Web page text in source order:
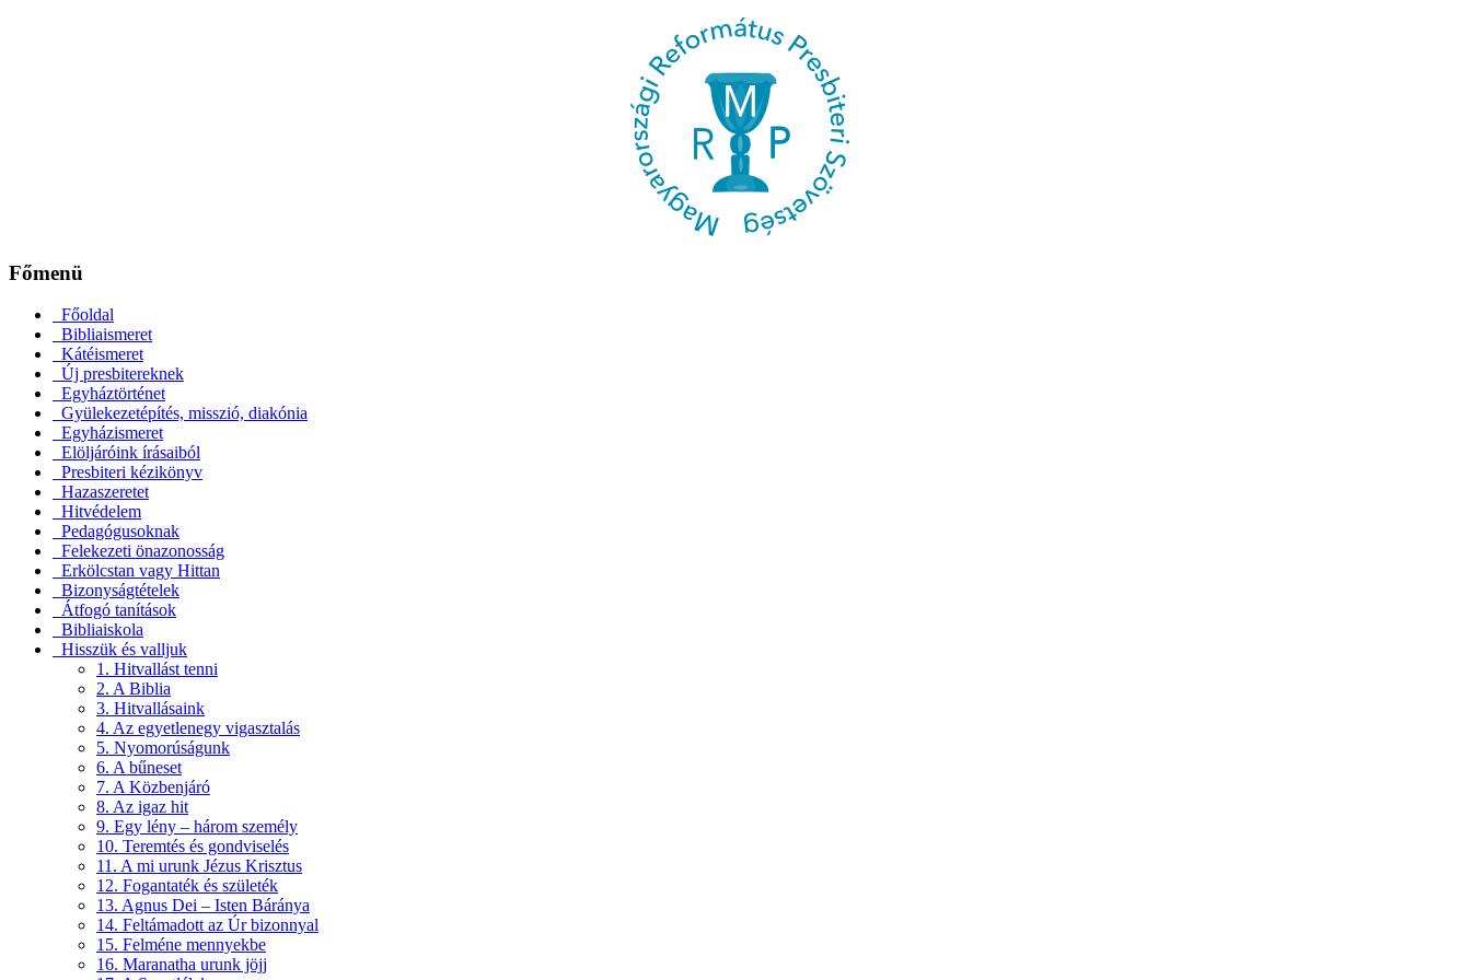
Főmenü
Főoldal
Bibliaismeret
Kátéismeret
Új presbitereknek
Egyháztörténet
Gyülekezetépítés, misszió, diakónia
Egyházismeret
Elöljáróink írásaiból
Presbiteri kézikönyv
Hazaszeretet
Hitvédelem
Pedagógusoknak
Felekezeti önazonosság
Erkölcstan vagy Hittan
Bizonyságtételek
Átfogó tanítások
Bibliaiskola
Hisszük és valljuk
1. Hitvallást tenni
2. A Biblia
3. Hitvallásaink
4. Az egyetlenegy vigasztalás
5. Nyomorúságunk
6. A bűneset
7. A Közbenjáró
8. Az igaz hit
9. Egy lény – három személy
10. Teremtés és gondviselés
11. A mi urunk Jézus Krisztus
12. Fogantaték és születék
13. Agnus Dei – Isten Báránya
14. Feltámadott az Úr bizonnyal
15. Felméne mennyekbe
16. Maranatha urunk jöjj